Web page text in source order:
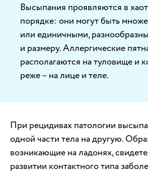
Высыпания проявляются в
порядке: они могут быть
или единичными,
и размеру. Аллергические
располагаются на туловище и
реже – на лице и теле.
При рецидивах патологии
одной части тела на другую.
возникающие на ладонях,
развитии контактного типа